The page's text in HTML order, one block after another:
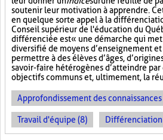
soutenir leur motivation à apprendre.
en quelque sorte appel à la
Conseil supérieur de l'éducation du
différenciée est « une démarche qui
diversifié de moyens d’enseignement
permettre à des élèves d’âges,
savoir-faire hétérogènes d’atteindre
objectifs communs et, ultimement, la
Approfondissement des connaissances
Travail d'équipe (8)